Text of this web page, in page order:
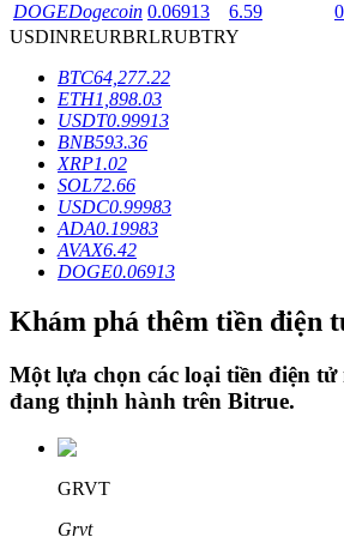
Khóa BTR
Đầu tư độc quyền cho người nắm giữ
Dịch vụ vay được hỗ trợ bằng tiền
DOGEDogecoin 0.06913 6.59
USDINREURBRLRUBTRY
BTC64,277.22
ETH1,898.03
USDT0.99913
BNB593.36
XRP1.02
SOL72.66
USDC0.99983
ADA0.19983
AVAX6.42
DOGE0.06913
Khám phá thêm tiền điện
Một lựa chọn các loại tiền điện
đang thịnh hành trên Bitrue.
GRVT
Grvt